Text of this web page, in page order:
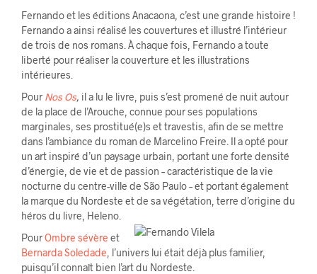
Fernando et les éditions Anacaona, c’est une grande histoire !
Fernando a ainsi réalisé les couvertures et illustré l’intérieur
de trois de nos romans. À chaque fois, Fernando a toute
liberté pour réaliser la couverture et les illustrations
intérieures.
Pour Nos Os, il a lu le livre, puis s’est promené de nuit autour
de la place de l’Arouche, connue pour ses populations
marginales, ses prostitué(e)s et travestis, afin de se mettre
dans l’ambiance du roman de Marcelino Freire. Il a opté pour
un art inspiré d’un paysage urbain, portant une forte densité
d’énergie, de vie et de passion – caractéristique de la vie
nocturne du centre-ville de São Paulo – et portant également
la marque du Nordeste et de sa végétation, terre d’origine du
héros du livre, Heleno.
PourOmbre sévère et
Bernarda Soledade , l’univers lui était déjà plus familier,
puisqu’il connaît bien l’art du Nordeste.